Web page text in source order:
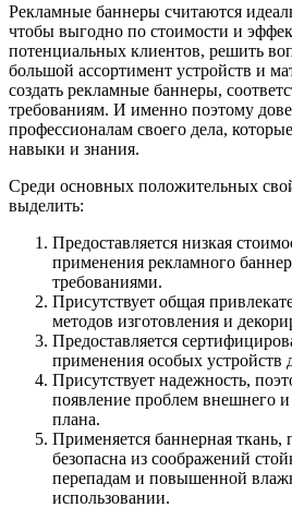
Рекламные баннеры считаются
чтобы выгодно по стоимости и
потенциальных клиентов, решить
большой ассортимент устройств и
создать рекламные баннеры,
требованиям. И именно поэтому
профессионалам своего дела,
навыки и знания.
Среди основных положительных
выделить:
Предоставляется низкая
применения рекламного
требованиями.
Присутствует общая
методов изготовления и
Предоставляется
применения особых устройств
Присутствует надежность,
появление проблем внешнего
плана.
Применяется баннерная
безопасна из соображений
перепадам и повышенной
использовании.